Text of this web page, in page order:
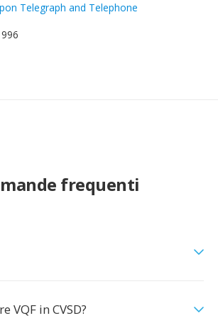
Telegraph and Telephone
frequenti
VQF in CVSD?